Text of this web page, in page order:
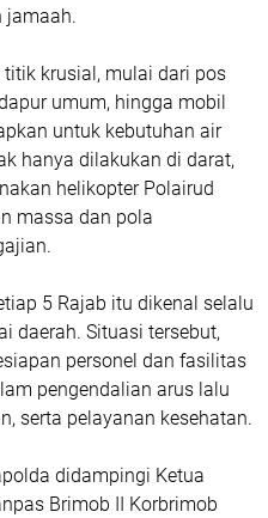
jamaah.
krusial, mulai dari pos
umum, hingga mobil
untuk kebutuhan air
hanya dilakukan di darat,
helikopter Polairud
massa dan pola
5 Rajab itu dikenal selalu
daerah. Situasi tersebut,
personel dan fasilitas
pengendalian arus lalu
serta pelayanan kesehatan.
didampingi Ketua
Brimob II Korbrimob